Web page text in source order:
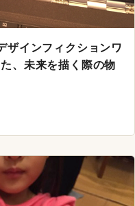
インフィクションワ
、未来を描く際の物